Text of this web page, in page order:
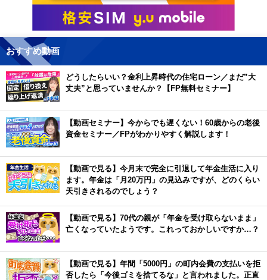
おすすめ動画
どうしたらいい？金利上昇時代の住宅ローン／まだ”大
丈夫”と思っていませんか？【FP無料セミナー】
【動画セミナー】今からでも遅くない！60歳からの老後
資金セミナー／FPがわかりやすく解説します！
【動画で見る】今月末で完全に引退して年金生活に入り
ます。年金は「月20万円」の見込みですが、どのくらい
天引きされるのでしょう？
【動画で見る】70代の親が「年金を受け取らないまま」
亡くなっていたようです。これっておかしいですか…？
【動画で見る】年間「5000円」の町内会費の支払いを拒
否したら「今後ゴミを捨てるな」と言われました。正直